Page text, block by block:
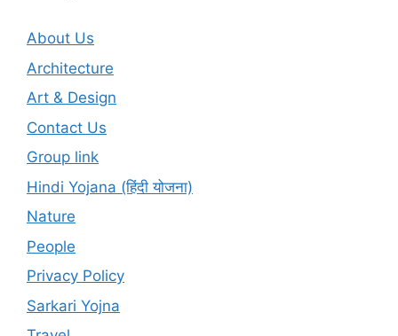
About Us
Architecture
Art & Design
Contact Us
Group link
Hindi Yojana (हिंदी योजना)
Nature
People
Privacy Policy
Sarkari Yojna